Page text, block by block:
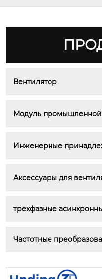
Вентилятор
Модуль промышленной
Инженерные
Аксессуары для
трехфазные
Частотные